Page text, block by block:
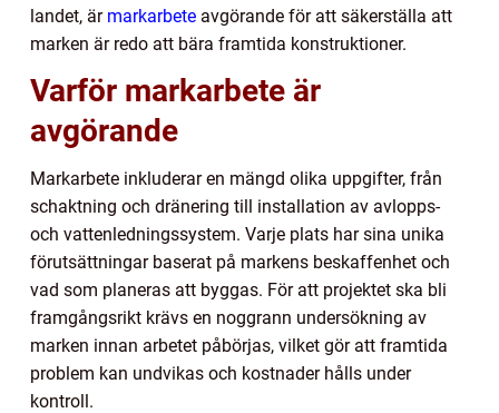
landet, är markarbete avgörande för att säkerställa att
marken är redo att bära framtida konstruktioner.
Varför markarbete är
avgörande
Markarbete inkluderar en mängd olika uppgifter, från
schaktning och dränering till installation av avlopps-
och vattenledningssystem. Varje plats har sina unika
förutsättningar baserat på markens beskaffenhet och
vad som planeras att byggas. För att projektet ska bli
framgångsrikt krävs en noggrann undersökning av
marken innan arbetet påbörjas, vilket gör att framtida
problem kan undvikas och kostnader hålls under
kontroll.